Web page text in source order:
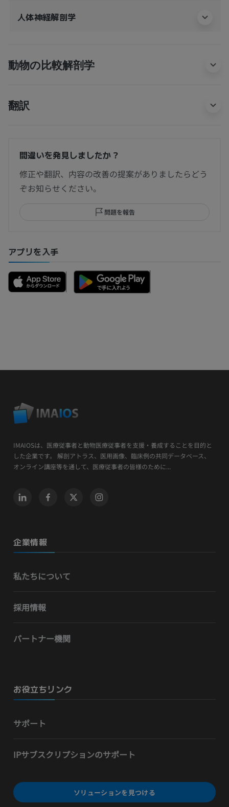
人体神経解剖学
動物の比較解剖学
翻訳
間違いを発見しましたか？
修正や翻訳、内容の改善の提案がありましたらどう
ぞお知らせください。
問題を報告
アプリを入手
IMAIOSは、医療従事者と動物医療従事者を支援・養成することを目的と
した企業です。 解剖アトラス、医用画像、臨床例の共同データベース、
オンライン講座等を通して、医療従事者の皆様のために...
企業情報
私たちについて
採用情報
パートナー機関
お役立ちリンク
サポート
IPサブスクリプションのサポート
ソリューションを見つける